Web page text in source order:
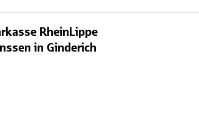
RheinLippe
in Ginderich